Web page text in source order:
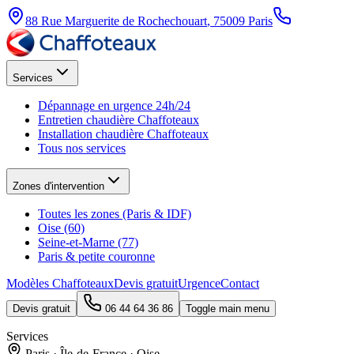
88 Rue Marguerite de Rochechouart, 75009 Paris
Services
Dépannage en urgence 24h/24
Entretien chaudière Chaffoteaux
Installation chaudière Chaffoteaux
Tous nos services
Zones d'intervention
Toutes les zones (Paris & IDF)
Oise (60)
Seine-et-Marne (77)
Paris & petite couronne
Modèles ChaffoteauxDevis gratuitUrgenceContact
Devis gratuit 06 44 64 36 86 Toggle main menu
Services